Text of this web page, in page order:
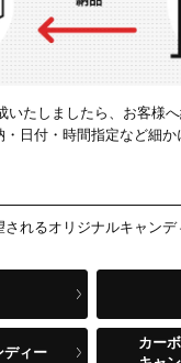
いたしましたら、お客様へ
日付・時間指定など細か
されるオリジナルキャン
ディー
カー